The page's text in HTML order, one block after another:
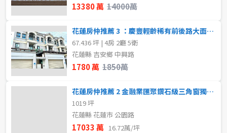
13380 萬 14000萬
花蓮房仲推薦 3 ：慶豐輕齡稀有前後路大面寬四套房車庫別墅
67.436 坪 | 4房 2廳 5衛
花蓮縣 吉安鄉 中興路
1780 萬 1850萬
花蓮房仲推薦 2 金融業匯聚鑽石級三角窗獨棟電梯辦公大樓
1019 坪
花蓮縣 花蓮市 公園路
17033 萬 16.72萬/坪